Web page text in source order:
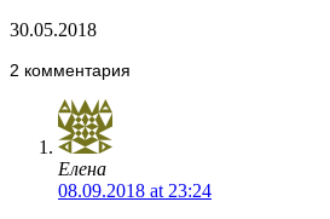
30.05.2018
2 комментария
Елена
08.09.2018 at 23:24